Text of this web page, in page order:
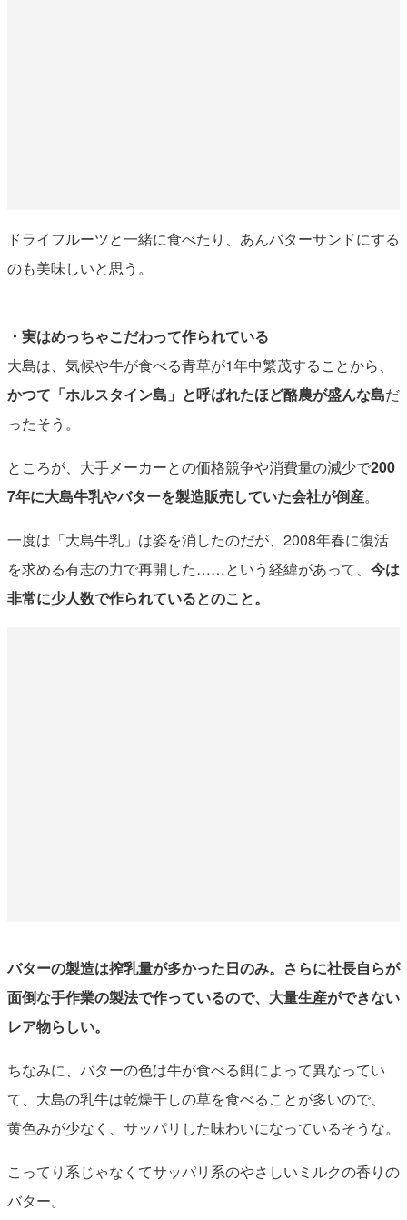
ドライフルーツと一緒に食べたり、あんバターサンドにする
のも美味しいと思う。
・実はめっちゃこだわって作られている
大島は、気候や牛が食べる青草が1年中繁茂することから、
かつて「ホルスタイン島」と呼ばれたほど酪農が盛んな島だ
ったそう。
ところが、大手メーカーとの価格競争や消費量の減少で200
7年に大島牛乳やバターを製造販売していた会社が倒産。
一度は「大島牛乳」は姿を消したのだが、2008年春に復活
を求める有志の力で再開した……という経緯があって、 今は
非常に少人数で作られているとのこと。
バターの製造は搾乳量が多かった日のみ。さらに社長自らが
面倒な手作業の製法で作っているので、大量生産ができない
レア物らしい。
ちなみに、バターの色は牛が食べる餌によって異なってい
て、大島の乳牛は乾燥干しの草を食べることが多いので、
黄色みが少なく、サッパリした味わいになっているそうな。
こってり系じゃなくてサッパリ系のやさしいミルクの香りの
バター。